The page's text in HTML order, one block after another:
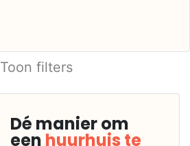
Toon filters
Dé manier om
een huurhuis te